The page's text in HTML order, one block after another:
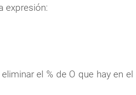
expresión:
el % de O que hay en